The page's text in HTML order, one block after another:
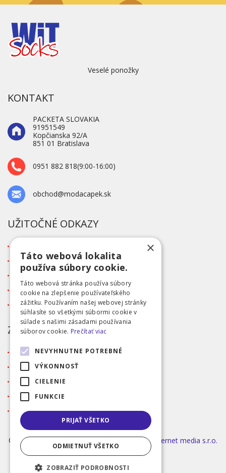
Veselé ponožky
KONTAKT
PACKETA SLOVAKIA
91951549
Kopčianska 92/A
851 01 Bratislava
0951 882 818(9:00-16:00)
obchod@modacapek.sk
UŽITOČNÉ ODKAZY
Blog
Kontakt
Tabuľka veľkostí
Ochrana osobných údajov GDPR
ZÁKAZNÍCKY SERVIS
Obchodné podmienky
Doprava a platba
Reklamácia
Prihlásenie
Registrácia
©2026 MODA ČAPEK s.r.o. Made by INIZIO Internet media s.r.o.
| nastavení cookies
×
Táto webová lokalita
používa súbory cookie.
Táto webová stránka používa súbory
cookie na zlepšenie používateľského
zážitku. Používaním našej webovej stránky
súhlasíte so všetkými súbormi cookie v
súlade s našimi zásadami používania
súborov cookie. Prečítať viac
NEVYHNUTNE POTREBNÉ
VÝKONNOSŤ
CIELENIE
FUNKCIE
PRIJAŤ VŠETKO
ODMIETNUŤ VŠETKO
ZOBRAZIŤ PODROBNOSTI